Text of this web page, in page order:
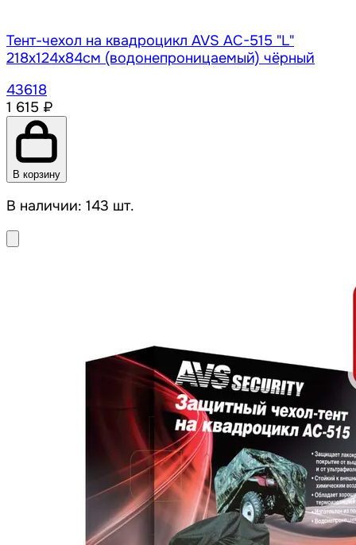
Тент-чехол на квадроцикл AVS AC-515 "L"
218х124х84см (водонепроницаемый) чёрный
43618
1 615 ₽
В корзину
В наличии: 143 шт.